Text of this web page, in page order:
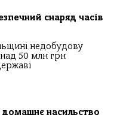
снаряд часів
недобудову
50 млн грн
домашнє насильство